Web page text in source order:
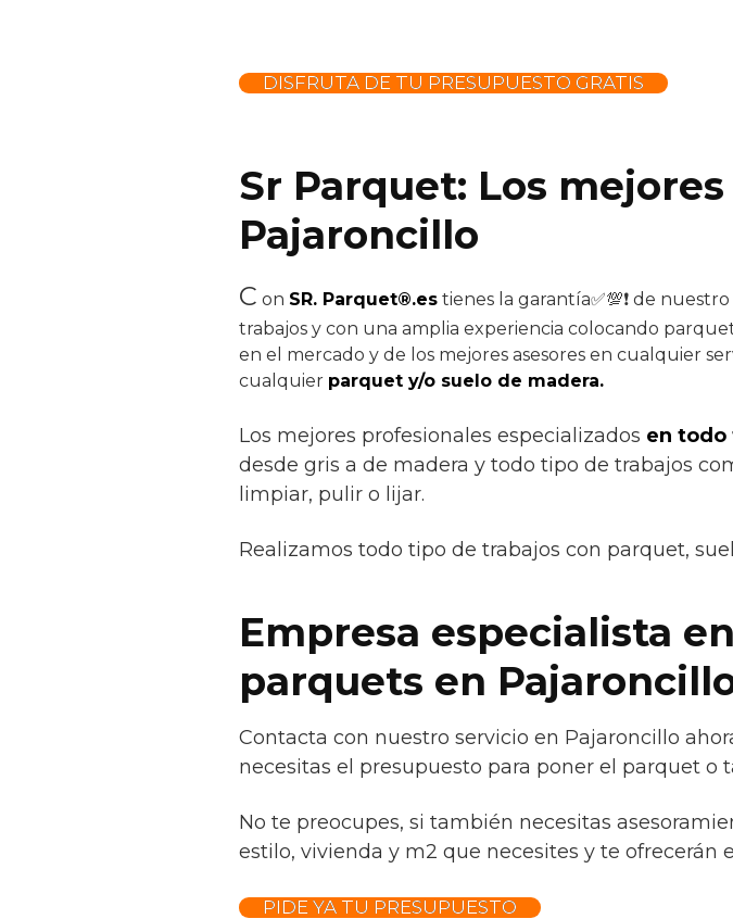
DISFRUTA DE TU PRESUPUESTO GRATIS
Sr Parquet: Los
Pajaroncillo
C on SR. Parquet®.es tienes la garantía✅💯❗ de
trabajos y con una amplia experiencia colocando
en el mercado y de los mejores asesores en cualquier
cualquier parquet y/o suelo de madera.
Los mejores profesionales especializados en todo
desde gris a de madera y todo tipo de trabajos
limpiar, pulir o lijar.
Realizamos todo tipo de trabajos con parquet,
Empresa especialista
parquets en
Contacta con nuestro servicio en Pajaroncillo
necesitas el presupuesto para poner el parquet o
No te preocupes, si también necesitas
estilo, vivienda y m2 que necesites y te ofrecerán
PIDE YA TU PRESUPUESTO